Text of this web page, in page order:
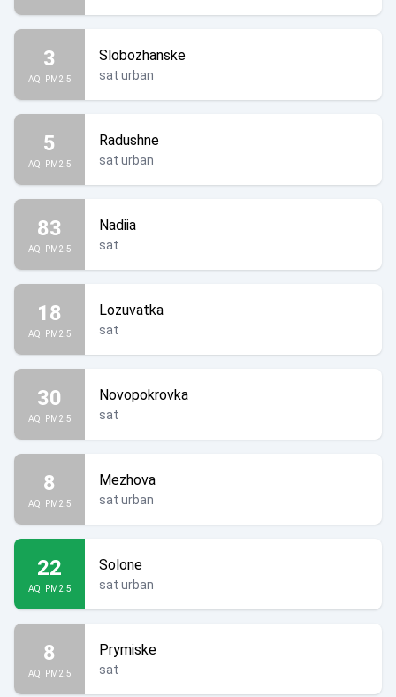
3
AQI PM2.5
Slobozhanske
sat urban
5
AQI PM2.5
Radushne
sat urban
83
AQI PM2.5
Nadiia
sat
18
AQI PM2.5
Lozuvatka
sat
30
AQI PM2.5
Novopokrovka
sat
8
AQI PM2.5
Mezhova
sat urban
22
AQI PM2.5
Solone
sat urban
8
AQI PM2.5
Prymiske
sat